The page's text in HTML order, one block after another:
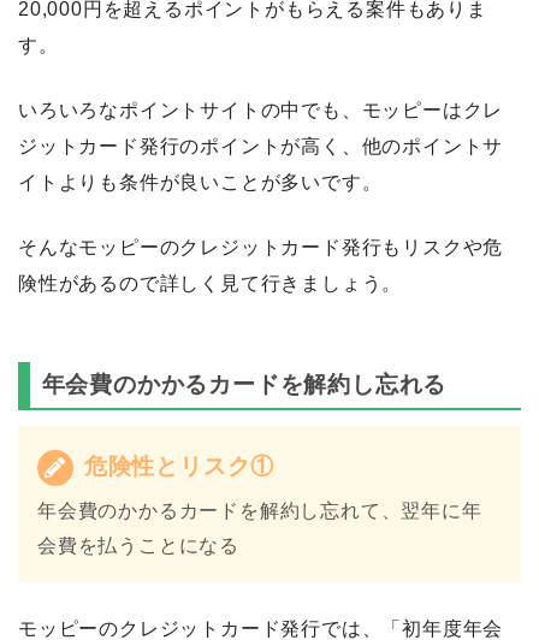
20,000円を超えるポイントがもらえる案件もありま
す。
いろいろなポイントサイトの中でも、モッピーはクレ
ジットカード発行のポイントが高く、他のポイントサ
イトよりも条件が良いことが多いです。
そんなモッピーのクレジットカード発行もリスクや危
険性があるので詳しく見て行きましょう。
年会費のかかるカードを解約し忘れる
危険性とリスク①
年会費のかかるカードを解約し忘れて、翌年に年
会費を払うことになる
モッピーのクレジットカード発行では、「初年度年会